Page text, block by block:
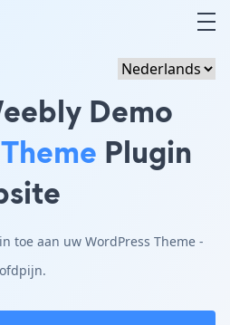
Demo
Plugin
toe aan uw WordPress Theme -